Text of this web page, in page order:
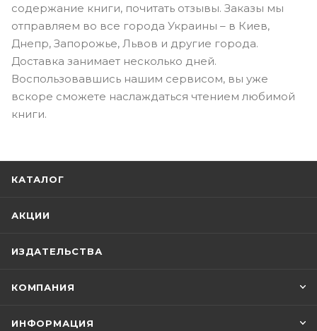
содержание книги, почитать отзывы. Заказы мы
отправляем во все города Украины – в Киев,
Днепр, Запорожье, Львов и другие города.
Доставка занимает несколько дней.
Воспользовавшись нашим сервисом, вы уже
вскоре сможете наслаждаться чтением любимой
книги.
КАТАЛОГ
АКЦИИ
ИЗДАТЕЛЬСТВА
КОМПАНИЯ
ИНФОРМАЦИЯ